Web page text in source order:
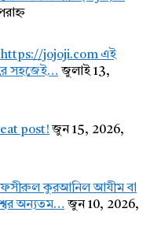
https://jojoji.com এই
সহজেই… জুলাই 13,
post! জুন 15, 2026,
কুরআনিল আযীম বা
অন্যতম… জুন 10, 2026,